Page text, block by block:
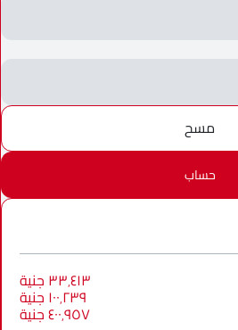
مسح
حساب
٣٣٬٤١٣ جنية
١٠٠٬٢٣٩ جنية
٤٠٠٬٩٥٧ جنية